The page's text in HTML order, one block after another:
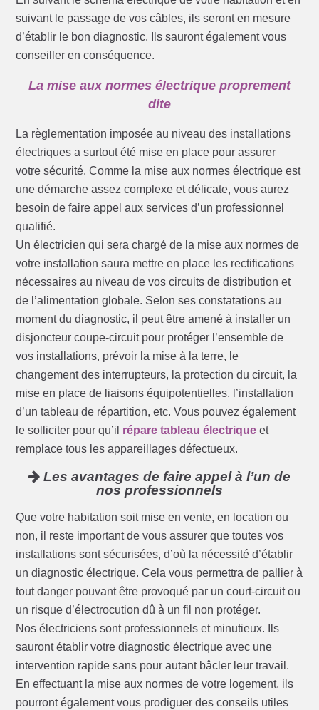
suivant le passage de vos câbles, ils seront en mesure
d’établir le bon diagnostic. Ils sauront également vous
conseiller en conséquence.
La mise aux normes électrique proprement
dite
La règlementation imposée au niveau des installations
électriques a surtout été mise en place pour assurer
votre sécurité. Comme la mise aux normes électrique est
une démarche assez complexe et délicate, vous aurez
besoin de faire appel aux services d’un professionnel
qualifié.
Un électricien qui sera chargé de la mise aux normes de
votre installation saura mettre en place les rectifications
nécessaires au niveau de vos circuits de distribution et
de l’alimentation globale. Selon ses constatations au
moment du diagnostic, il peut être amené à installer un
disjoncteur coupe-circuit pour protéger l’ensemble de
vos installations, prévoir la mise à la terre, le
changement des interrupteurs, la protection du circuit, la
mise en place de liaisons équipotentielles, l’installation
d’un tableau de répartition, etc. Vous pouvez également
le solliciter pour qu’il répare tableau électrique et
remplace tous les appareillages défectueux.
Les avantages de faire appel à l’un de
nos professionnels
Que votre habitation soit mise en vente, en location ou
non, il reste important de vous assurer que toutes vos
installations sont sécurisées, d’où la nécessité d’établir
un diagnostic électrique. Cela vous permettra de pallier à
tout danger pouvant être provoqué par un court-circuit ou
un risque d’électrocution dû à un fil non protéger.
Nos électriciens sont professionnels et minutieux. Ils
sauront établir votre diagnostic électrique avec une
intervention rapide sans pour autant bâcler leur travail.
En effectuant la mise aux normes de votre logement, ils
pourront également vous prodiguer des conseils utiles